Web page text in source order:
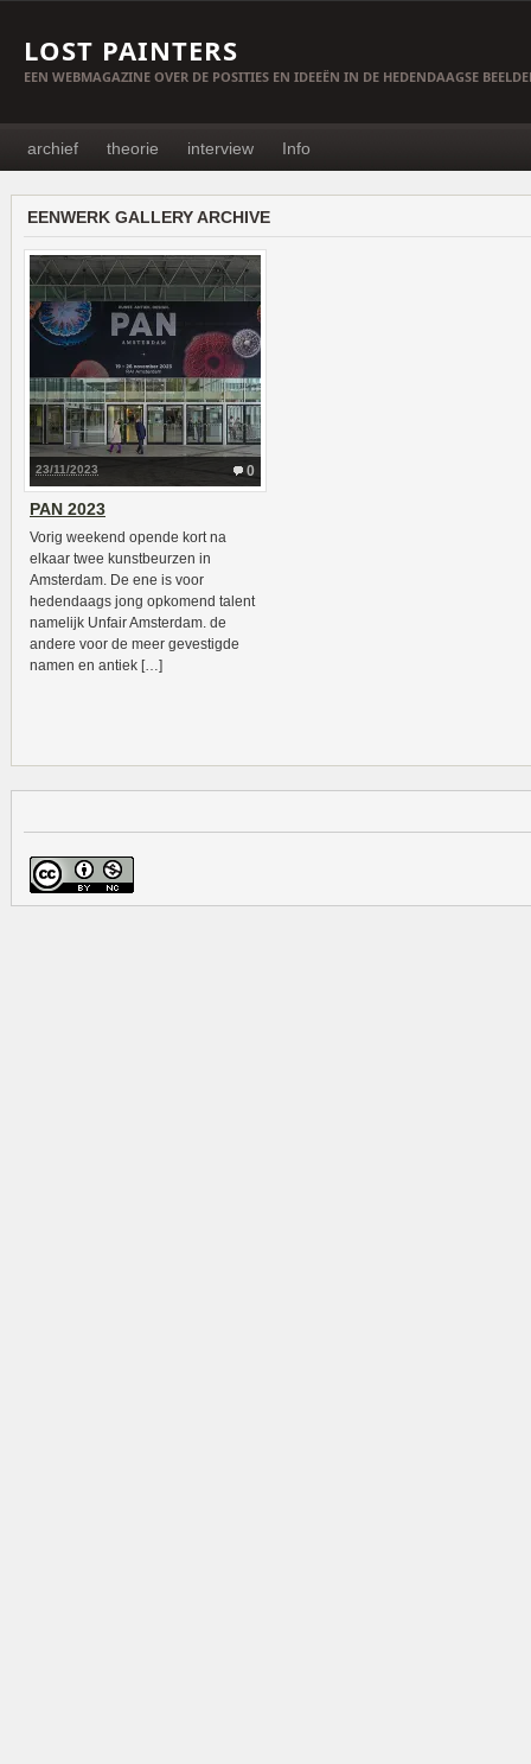
LOST PAINTERS
EEN WEBMAGAZINE OVER DE POSITIES EN IDEEËN IN DE HEDENDAAGSE
archief theorie interview Info
EENWERK GALLERY ARCHIVE
0
23/11/2023
PAN 2023
Vorig weekend opende kort na
elkaar twee kunstbeurzen in
Amsterdam. De ene is voor
hedendaags jong opkomend talent
namelijk Unfair Amsterdam. de
andere voor de meer gevestigde
namen en antiek […]